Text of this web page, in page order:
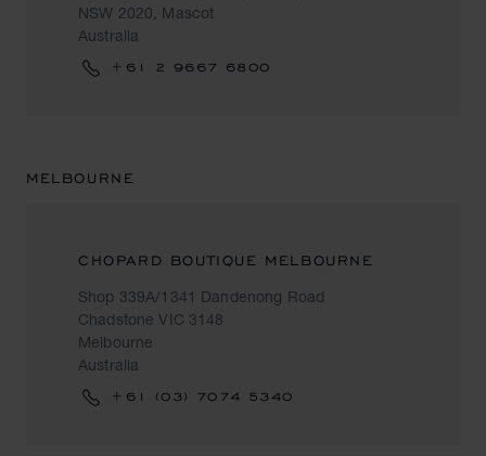
NSW 2020, Mascot
Australia
+61 2 9667 6800
MELBOURNE
CHOPARD BOUTIQUE MELBOURNE
Shop 339A/1341 Dandenong Road
Chadstone VIC 3148
Melbourne
Australia
+61 (03) 7074 5340